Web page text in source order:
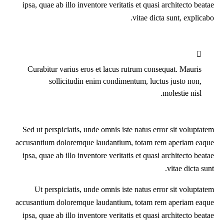
ipsa, quae ab illo inventore veritatis et quasi architecto beatae
vitae dicta sunt, explicabo.
Curabitur varius eros et lacus rutrum consequat. Mauris
sollicitudin enim condimentum, luctus justo non,
molestie nisl.
Sed ut perspiciatis, unde omnis iste natus error sit voluptatem
accusantium doloremque laudantium, totam rem aperiam eaque
ipsa, quae ab illo inventore veritatis et quasi architecto beatae
vitae dicta sunt.
Ut perspiciatis, unde omnis iste natus error sit voluptatem
accusantium doloremque laudantium, totam rem aperiam eaque
ipsa, quae ab illo inventore veritatis et quasi architecto beatae